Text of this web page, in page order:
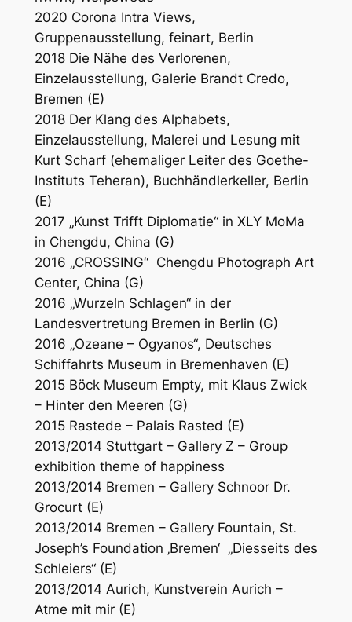
2020 Corona Intra Views,
Gruppenausstellung, feinart, Berlin
2018 Die Nähe des Verlorenen,
Einzelausstellung, Galerie Brandt Credo,
Bremen (E)
2018 Der Klang des Alphabets,
Einzelausstellung, Malerei und Lesung mit
Kurt Scharf (ehemaliger Leiter des Goethe-
Instituts Teheran), Buchhändlerkeller, Berlin
(E)
2017 „Kunst Trifft Diplomatie“ in XLY MoMa
in Chengdu, China (G)
2016 „CROSSING“ Chengdu Photograph Art
Center, China (G)
2016 „Wurzeln Schlagen“ in der
Landesvertretung Bremen in Berlin (G)
2016 „Ozeane – Ogyanos“, Deutsches
Schiffahrts Museum in Bremenhaven (E)
2015 Böck Museum Empty, mit Klaus Zwick
– Hinter den Meeren (G)
2015 Rastede – Palais Rasted (E)
2013/2014 Stuttgart – Gallery Z – Group
exhibition theme of happiness
2013/2014 Bremen – Gallery Schnoor Dr.
Grocurt (E)
2013/2014 Bremen – Gallery Fountain, St.
Joseph’s Foundation ‚Bremen‘ „Diesseits des
Schleiers“ (E)
2013/2014 Aurich, Kunstverein Aurich –
Atme mit mir (E)